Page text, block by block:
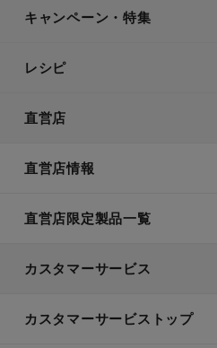
キャンペーン・特集
レシピ
直営店
直営店情報
直営店限定製品一覧
カスタマーサービス
カスタマーサービストップ